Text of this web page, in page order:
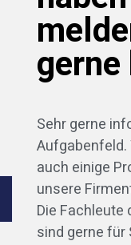
Sehr gerne
Aufgabenfeld.
auch einige
unsere
Die Fachleute
sind gerne für